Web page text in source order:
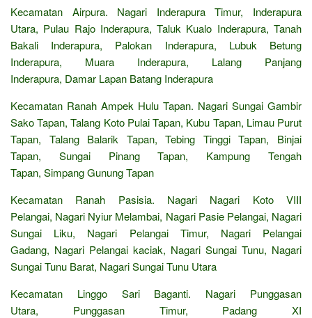
Kecamatan Airpura. Nagari Inderapura Timur, Inderapura
Utara, Pulau Rajo Inderapura, Taluk Kualo Inderapura, Tanah
Bakali Inderapura, Palokan Inderapura, Lubuk Betung
Inderapura, Muara Inderapura, Lalang Panjang
Inderapura, Damar Lapan Batang Inderapura
Kecamatan Ranah Ampek Hulu Tapan. Nagari Sungai Gambir
Sako Tapan, Talang Koto Pulai Tapan, Kubu Tapan, Limau Purut
Tapan, Talang Balarik Tapan, Tebing Tinggi Tapan, Binjai
Tapan, Sungai Pinang Tapan, Kampung Tengah
Tapan, Simpang Gunung Tapan
Kecamatan Ranah Pasisia. Nagari Nagari Koto VIII
Pelangai, Nagari Nyiur Melambai, Nagari Pasie Pelangai, Nagari
Sungai Liku, Nagari Pelangai Timur, Nagari Pelangai
Gadang, Nagari Pelangai kaciak, Nagari Sungai Tunu, Nagari
Sungai Tunu Barat, Nagari Sungai Tunu Utara
Kecamatan Linggo Sari Baganti. Nagari Punggasan
Utara, Punggasan Timur, Padang XI